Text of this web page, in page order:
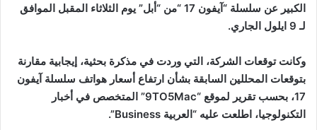
الكبير عن سلسلة “آيفون 17 “من “أبل” يوم الثلاثاء المقبل الموافق
لـ 9 ايلول الجاري.
وكانت توقعات الشركة، التي وردت في مذكرة بحثية، إيجابية مقارنة
بتوقعات المحللين السابقة بشأن ارتفاع أسعار هواتف سلسلة آيفون
17، بحسب تقرير لموقع “9TO5Mac” المتخصص في أخبار
التكنولوجيا، اطلعت عليه “العربية Business”.